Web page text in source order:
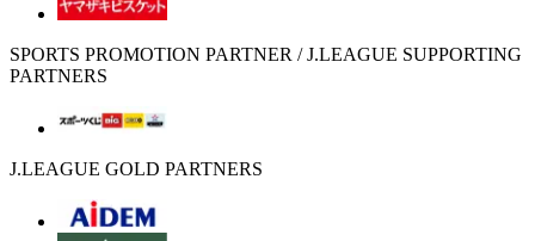
SPORTS PROMOTION PARTNER / J.LEAGUE SUPPORTING
PARTNERS
J.LEAGUE GOLD PARTNERS